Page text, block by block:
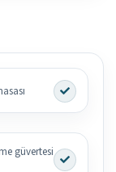
güvertesi